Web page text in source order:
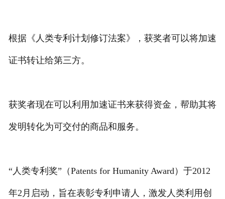
根据《人类专利计划修订法案》，获奖者可以将加速
证书转让给第三方。
获奖者现在可以利用加速证书来获得资金，帮助其将
发明转化为可交付的商品和服务。
“人类专利奖”（Patents for Humanity Award）于2012
年2月启动，旨在表彰专利申请人，激发人类利用创